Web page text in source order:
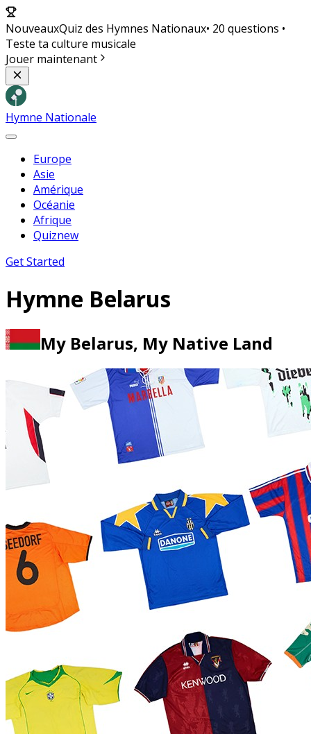
NouveauxQuiz des Hymnes Nationaux• 20 questions •
Teste ta culture musicale
Jouer maintenant
Hymne Nationale
Europe
Asie
Amérique
Océanie
Afrique
Quiznew
Get Started
Hymne Belarus
My Belarus, My Native Land